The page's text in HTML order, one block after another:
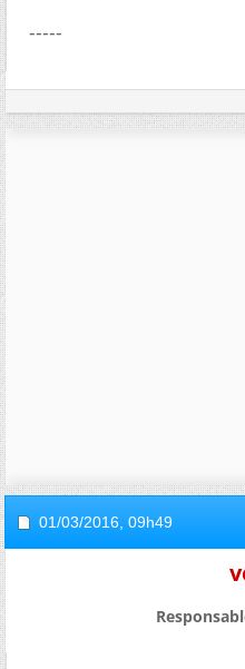
-----
01/03/2016, 09h49